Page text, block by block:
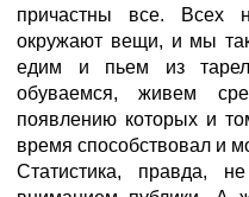
причастны все. Всех
окружают вещи, и мы
едим и пьем из
обуваемся, живем
появлению которых и
время способствовал и
Статистика, правда,